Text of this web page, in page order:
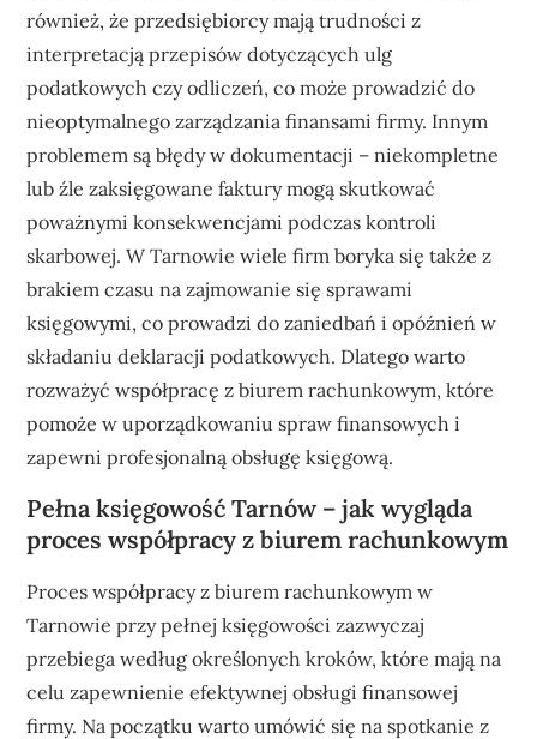
również, że przedsiębiorcy mają trudności z
interpretacją przepisów dotyczących ulg
podatkowych czy odliczeń, co może prowadzić do
nieoptymalnego zarządzania finansami firmy. Innym
problemem są błędy w dokumentacji – niekompletne
lub źle zaksięgowane faktury mogą skutkować
poważnymi konsekwencjami podczas kontroli
skarbowej. W Tarnowie wiele firm boryka się także z
brakiem czasu na zajmowanie się sprawami
księgowymi, co prowadzi do zaniedbań i opóźnień w
składaniu deklaracji podatkowych. Dlatego warto
rozważyć współpracę z biurem rachunkowym, które
pomoże w uporządkowaniu spraw finansowych i
zapewni profesjonalną obsługę księgową.
Pełna księgowość Tarnów – jak wygląda
proces współpracy z biurem rachunkowym
Proces współpracy z biurem rachunkowym w
Tarnowie przy pełnej księgowości zazwyczaj
przebiega według określonych kroków, które mają na
celu zapewnienie efektywnej obsługi finansowej
firmy. Na początku warto umówić się na spotkanie z